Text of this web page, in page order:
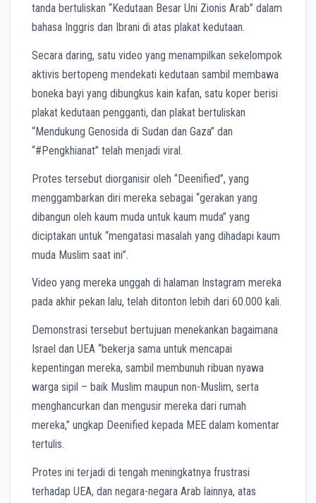
tanda bertuliskan “Kedutaan Besar Uni Zionis Arab” dalam
bahasa Inggris dan Ibrani di atas plakat kedutaan.
Secara daring, satu video yang menampilkan sekelompok
aktivis bertopeng mendekati kedutaan sambil membawa
boneka bayi yang dibungkus kain kafan, satu koper berisi
plakat kedutaan pengganti, dan plakat bertuliskan
“Mendukung Genosida di Sudan dan Gaza” dan
“#Pengkhianat” telah menjadi viral.
Protes tersebut diorganisir oleh “Deenified”, yang
menggambarkan diri mereka sebagai “gerakan yang
dibangun oleh kaum muda untuk kaum muda” yang
diciptakan untuk “mengatasi masalah yang dihadapi kaum
muda Muslim saat ini”.
Video yang mereka unggah di halaman Instagram mereka
pada akhir pekan lalu, telah ditonton lebih dari 60.000 kali.
Demonstrasi tersebut bertujuan menekankan bagaimana
Israel dan UEA “bekerja sama untuk mencapai
kepentingan mereka, sambil membunuh ribuan nyawa
warga sipil – baik Muslim maupun non-Muslim, serta
menghancurkan dan mengusir mereka dari rumah
mereka,” ungkap Deenified kepada MEE dalam komentar
tertulis.
Protes ini terjadi di tengah meningkatnya frustrasi
terhadap UEA, dan negara-negara Arab lainnya, atas